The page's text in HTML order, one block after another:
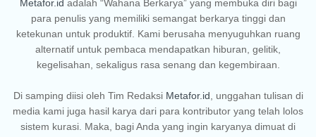
Metafor.id adalah “Wahana Berkarya” yang membuka diri bagi
para penulis yang memiliki semangat berkarya tinggi dan
ketekunan untuk produktif. Kami berusaha menyuguhkan ruang
alternatif untuk pembaca mendapatkan hiburan, gelitik,
kegelisahan, sekaligus rasa senang dan kegembiraan.
Di samping diisi oleh Tim Redaksi Metafor.id , unggahan tulisan di
media kami juga hasil karya dari para kontributor yang telah lolos
sistem kurasi. Maka, bagi Anda yang ingin karyanya dimuat di